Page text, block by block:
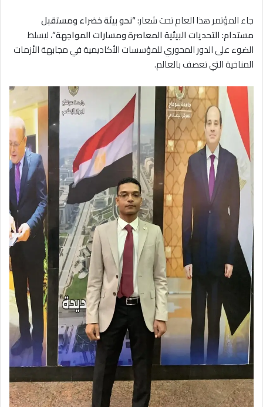
جاء المؤتمر هذا العام تحت شعار:“نحو بيئة خضراء ومستقبل
مستدام: التحديات البيئية المعاصرة ومسارات المواجهة”، ليسلط
الضوء على الدور المحوري للمؤسسات الأكاديمية في مجابهة الأزمات
المناخية التي تعصف بالعالم.